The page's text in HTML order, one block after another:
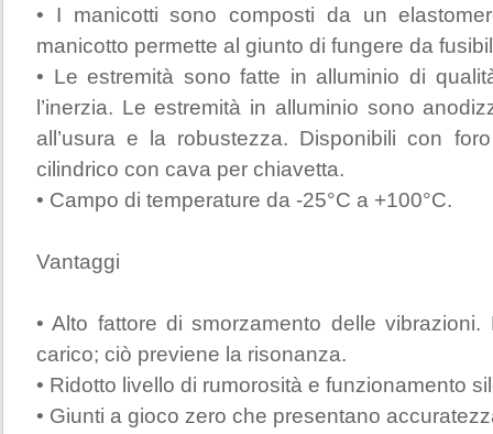
• I manicotti sono composti da un
manicotto permette al giunto di fungere da
• Le estremità sono fatte in alluminio di
l’inerzia. Le estremità in alluminio sono
all’usura e la robustezza. Disponibili con
cilindrico con cava per chiavetta.
• Campo di temperature da -25°C a +100°C.
Vantaggi
• Alto fattore di smorzamento delle
carico; ciò previene la risonanza.
• Ridotto livello di rumorosità e funzionamento
• Giunti a gioco zero che presentano